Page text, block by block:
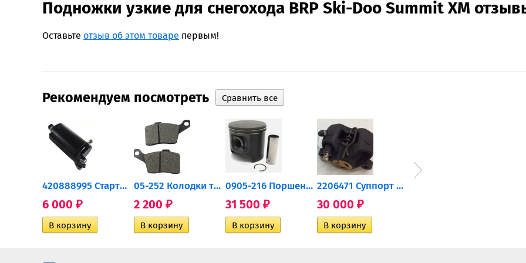
Подножки узкие для снегохода BRP Ski-Doo Summit XM
Оставьте отзыв об этом товаре первым!
Рекомендуем посмотреть
420888995 Стартер для...
6 000 ₽
05-252 Колодки тормозные...
2 200 ₽
0905-216 Поршень Arctic Cat...
31 500 ₽
2206471 Суппорт тормозной...
30 000 ₽